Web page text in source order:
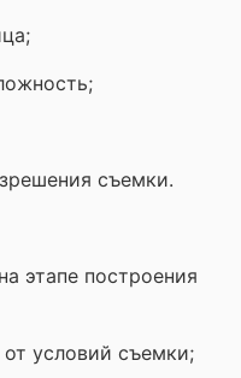
съемки.
этапе построения
условий съемки;